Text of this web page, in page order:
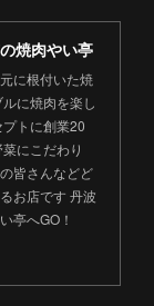
焼肉やい亭
に根付いた焼
に焼肉を楽し
トに創業20
にこだわり
皆さんなどど
お店です 丹波
亭へGO！